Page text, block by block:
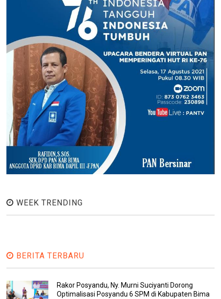
WEEK TRENDING
BERITA TERBARU
Rakor Posyandu, Ny. Murni Suciyanti Dorong
Optimalisasi Posyandu 6 SPM di Kabupaten Bima